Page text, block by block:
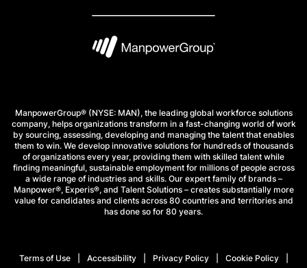
ManpowerGroup® (NYSE: MAN), the leading global workforce solutions
company, helps organizations transform in a fast-changing world of work
by sourcing, assessing, developing and managing the talent that enables
them to win. We develop innovative solutions for hundreds of thousands
of organizations every year, providing them with skilled talent while
finding meaningful, sustainable employment for millions of people across
a wide range of industries and skills. Our expert family of brands –
Manpower®, Experis®, and Talent Solutions – creates substantially more
value for candidates and clients across 80 countries and territories and
has done so for 80 years.
Terms of Use Accessibility Privacy Policy Cookie Policy